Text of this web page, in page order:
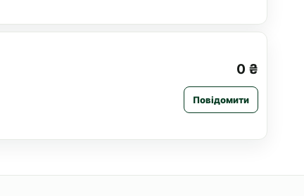
0 ₴
Повідомити